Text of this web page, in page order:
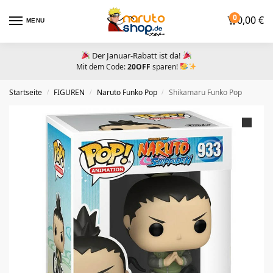
MENU 00,00€
Der Januar-Rabatt ist da!
Mit dem Code:20OFF sparen!
Startseite / FIGUREN / Naruto Funko Pop / Shikamaru Funko Pop